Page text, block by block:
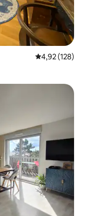
Vidējais
4,92 (128)